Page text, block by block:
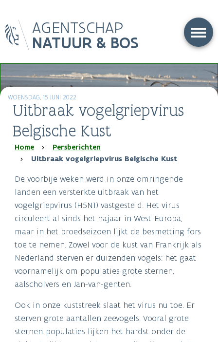
en
naar
AGENTSCHAP
NATUUR & BOS
WOENSDAG, 15 JUNI 2022
Uitbraak vogelgriepvirus
Belgische Kust
Kruimelpad
Home
Persberichten
Uitbraak vogelgriepvirus Belgische Kust
De voorbije weken werd in onze omringende
landen een versterkte uitbraak van het
vogelgriepvirus (H5N1) vastgesteld. Het virus
circuleert al sinds het najaar in West-Europa,
maar in het broedseizoen lijkt de besmetting fors
toe te nemen. Zowel voor de kust van Frankrijk als
Nederland sterven er duizenden vogels: het gaat
voornamelijk om populaties grote sternen,
aalscholvers en Jan-van-genten.
Ook in onze kuststreek slaat het virus nu toe. Er
sterven grote aantallen zeevogels. Vooral grote
sternen-populaties lijken het hardst onder de